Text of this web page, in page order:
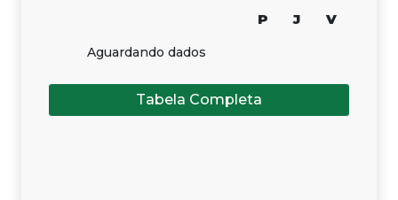
P J V
Aguardando dados
Tabela Completa